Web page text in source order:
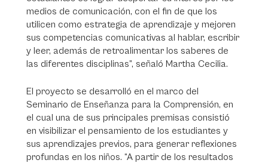
medios de comunicación, con el fin de que los
utilicen como estrategia de aprendizaje y mejoren
sus competencias comunicativas al hablar, escribir
y leer, además de retroalimentar los saberes de
las diferentes disciplinas”, señaló Martha Cecilia.
El proyecto se desarrolló en el marco del
Seminario de Enseñanza para la Comprensión, en
el cual una de sus principales premisas consistió
en visibilizar el pensamiento de los estudiantes y
sus aprendizajes previos, para generar reflexiones
profundas en los niños. “A partir de los resultados